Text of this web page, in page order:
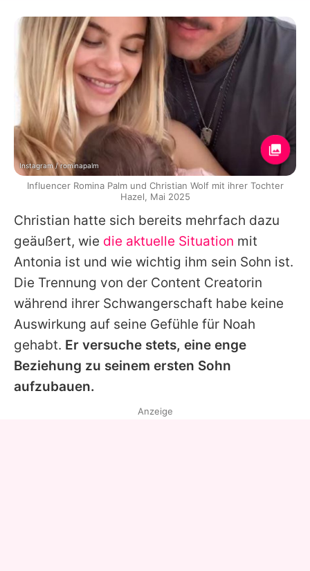
Christian hatte sich bereits mehrfach dazu
geäußert, wie die aktuelle Situation mit
Antonia ist und wie wichtig ihm sein Sohn ist.
Die Trennung von der Content Creatorin
während ihrer Schwangerschaft habe keine
Auswirkung auf seine Gefühle für Noah
gehabt. Er versuche stets, eine enge
Beziehung zu seinem ersten Sohn
aufzubauen.
Instagram / rominapalm
Influencer Romina Palm und Christian Wolf mit ihrer Tochter
Hazel, Mai 2025
Anzeige